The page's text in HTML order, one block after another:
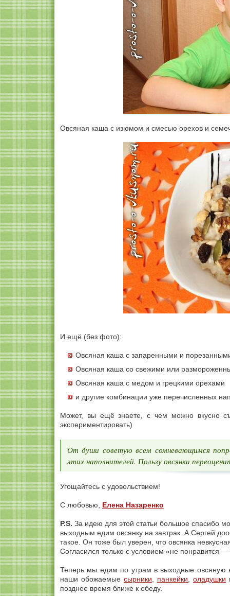
Овсяная каша с изюмом и смесью орехов и
И ещё (без фото):
Овсяная каша с запаренными и
Овсяная каша со свежими или
Овсяная каша с медом и грецкими орехами
и другие комбинации уже перечисленных
Может, вы ещё знаете, с чем можно вкусно
экспериментировать)
От души советую всем сомневающимся
этих наполнителей. Пользу овсянки
Угощайтесь с удовольствием!
С любовью, Елена Назаренко
P.S. За идею для этой статьи большое спасибо
выходным едим овсянку на завтрак. А Сергей
такое. Он тоже был уверен, что овсянка
Согласился только с условием «не понравится
Теперь мы едим по утрам в выходные овсяную
наши обожаемые сырники панкейки оладушки
позднее время ближе к обеду.